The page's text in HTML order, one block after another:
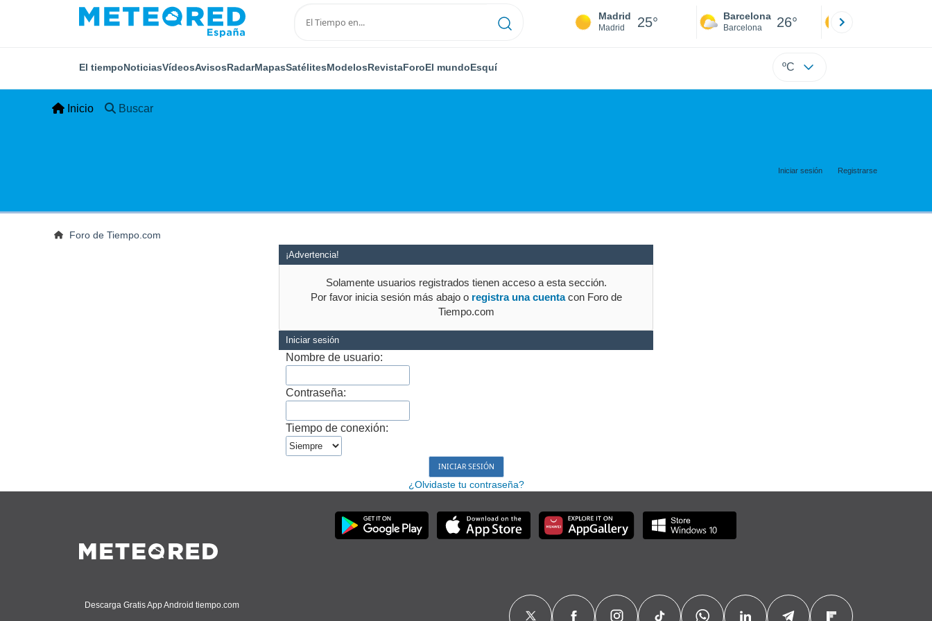
Madrid
Madrid 25° Barcelona
Barcelona 26°
El tiempoNoticiasVídeosAvisosRadarMapasSatélitesModelosRevistaForoEl mundoEsquí ºC
Inicio Buscar
Iniciar sesión Registrarse
Foro de Tiempo.com
¡Advertencia!
Solamente usuarios registrados tienen acceso a esta sección.
Por favor inicia sesión más abajo o registra una cuentacon Foro de
Tiempo.com
Iniciar sesión
Nombre de usuario:
Contraseña:
Tiempo de conexión:
¿Olvidaste tu contraseña?
Descarga Gratis App Android tiempo.com